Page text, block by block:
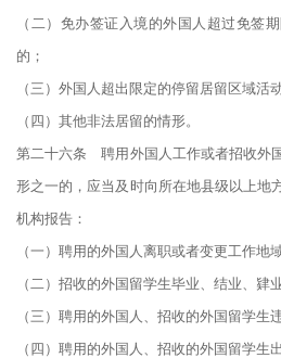
（二）免办签证入境的外国人超过免签
的；
（三）外国人超出限定的停留居留区域活
（四）其他非法居留的情形。
第二十六条 聘用外国人工作或者招收外
形之一的，应当及时向所在地县级以上地
机构报告：
（一）聘用的外国人离职或者变更工作地
（二）招收的外国留学生毕业、结业、肄
（三）聘用的外国人、招收的外国留学生
（四）聘用的外国人、招收的外国留学生